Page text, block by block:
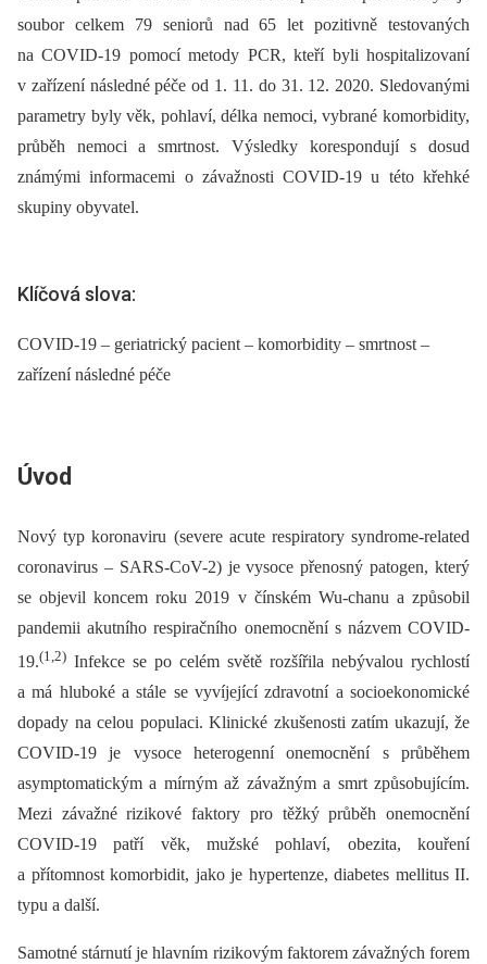
soubor celkem 79 seniorů nad 65 let pozitivně testovaných
na COVID-19 pomocí metody PCR, kteří byli hospitalizovaní
v zařízení následné péče od 1. 11. do 31. 12. 2020. Sledovanými
parametry byly věk, pohlaví, délka nemoci, vybrané komorbidity,
průběh nemoci a smrtnost. Výsledky korespondují s dosud
známými informacemi o závažnosti COVID-19 u této křehké
skupiny obyvatel.
Klíčová slova:
COVID-19 – geriatrický pacient – komorbidity – smrtnost –
zařízení následné péče
Úvod
Nový typ koronaviru (severe acute respiratory syndrome-related
coronavirus –⁠ SARS-CoV-2) je vysoce přenosný patogen, který
se objevil koncem roku 2019 v čínském Wu-chanu a způsobil
pandemii akutního respiračního onemocnění s názvem COVID-
19.(1,2) Infekce se po celém světě rozšířila nebývalou rychlostí
a má hluboké a stále se vyvíjející zdravotní a socioekonomické
dopady na celou populaci. Klinické zkušenosti zatím ukazují, že
COVID-19 je vysoce heterogenní onemocnění s průběhem
asymptomatickým a mírným až závažným a smrt způsobujícím.
Mezi závažné rizikové faktory pro těžký průběh onemocnění
COVID-19 patří věk, mužské pohlaví, obezita, kouření
a přítomnost komorbidit, jako je hypertenze, diabetes mellitus II.
typu a další.
Samotné stárnutí je hlavním rizikovým faktorem závažných forem